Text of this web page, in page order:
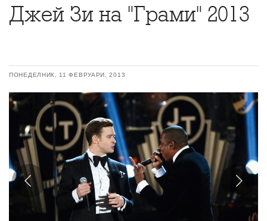
Джей Зи на "Грами" 2013
ПОНЕДЕЛНИК, 11 ФЕВРУАРИ, 2013